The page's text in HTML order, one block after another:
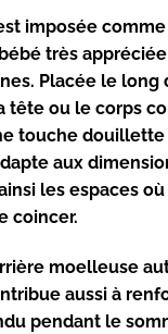
imposée
très
Placée le long
tête ou le corps
touche douillette
aux
les espaces
coincer.
moelleuse
aussi à
pendant le